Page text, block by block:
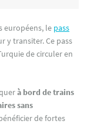
européens, le pass
y transiter. Ce pass
de circuler en
à bord de trains
sans
de fortes